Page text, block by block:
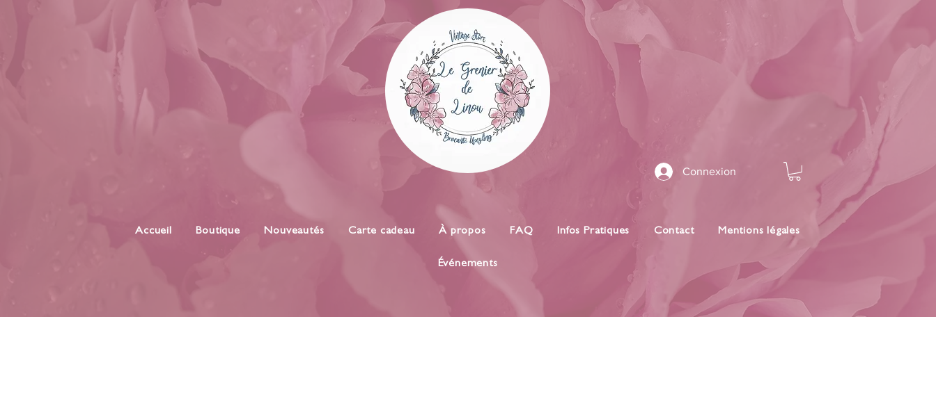
Connexion
Accueil Boutique Nouveautés Carte cadeau À propos FAQ Infos Pratiques Contact Mentions légales
Événements